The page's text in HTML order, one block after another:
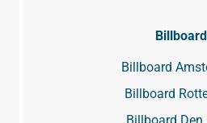
Billboard
Billboard
Billboard